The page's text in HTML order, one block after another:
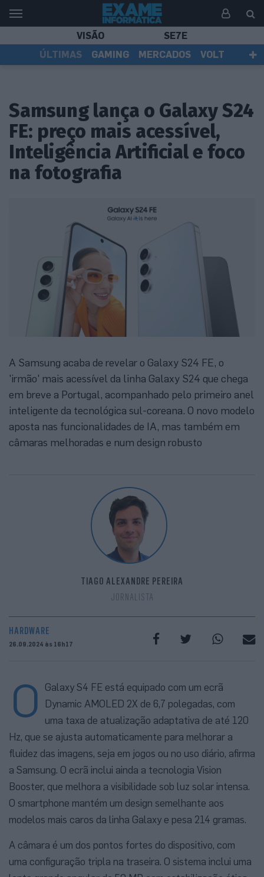
VISÃO
SE7E
ÚLTIMAS
GAMING MERCADOS
VOLT
Samsung lança o Galaxy S24
FE: preço mais acessível,
Inteligência Artificial e foco
na fotografia
A Samsung acaba de revelar o Galaxy S24 FE, o
'irmão' mais acessível da linha Galaxy S24 que chega
em breve a Portugal, acompanhado pelo primeiro anel
inteligente da tecnológica sul-coreana. O novo modelo
aposta nas funcionalidades de IA, mas também em
câmaras melhoradas e num design robusto
TIAGO ALEXANDRE PEREIRA
JORNALISTA
HARDWARE
26.09.2024 às 16h17
O
Galaxy S4 FE está equipado com um ecrã
Dynamic AMOLED 2X de 6,7 polegadas, com
uma taxa de atualização adaptativa de até 120
Hz, que se ajusta automaticamente para melhorar a
fluidez das imagens, seja em jogos ou no uso diário, afirma
a Samsung. O ecrã inclui ainda a tecnologia Vision
Booster, que melhora a visibilidade sob luz solar intensa.
O smartphone mantém um design semelhante aos
modelos mais caros da linha Galaxy e pesa 214 gramas.
A câmara é um dos pontos fortes do dispositivo, com
uma configuração tripla na traseira. O sistema inclui uma